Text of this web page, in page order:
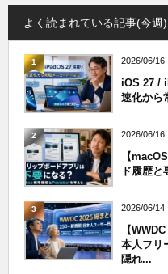
よく読まれている記事(今週)
1 2026/06/16
iOS 27 /
速化から
2 2026/06/16
【
ド履歴
3 2026/06/14
【
本人フリ
隠れ...